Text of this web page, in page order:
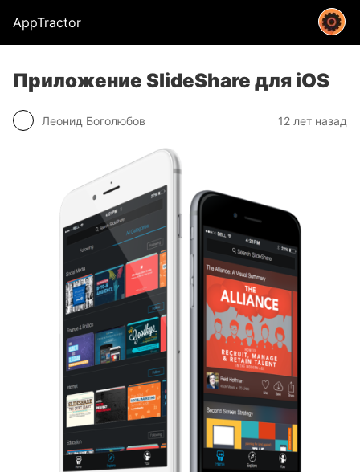
AppTractor
Приложение SlideShare для iOS
Леонид Боголюбов 12 лет назад